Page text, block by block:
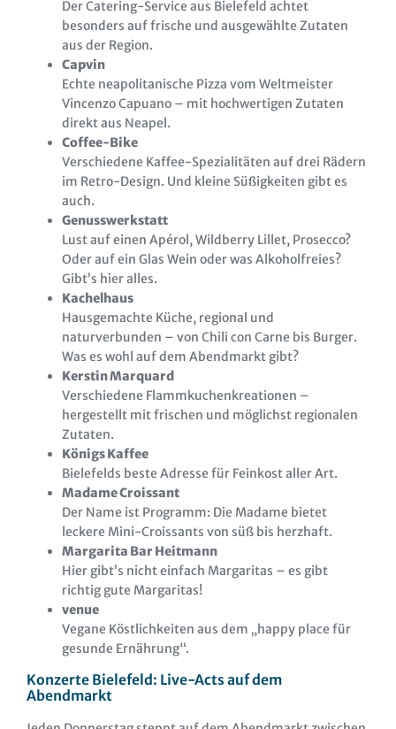
Der Catering-Service aus Bielefeld achtet
besonders auf frische und ausgewählte Zutaten
aus der Region.
Capvin
Echte neapolitanische Pizza vom Weltmeister
Vincenzo Capuano – mit hochwertigen Zutaten
direkt aus Neapel.
Coffee-Bike
Verschiedene Kaffee-Spezialitäten auf drei Rädern
im Retro-Design. Und kleine Süßigkeiten gibt es
auch.
Genusswerkstatt
Lust auf einen Apérol, Wildberry Lillet, Prosecco?
Oder auf ein Glas Wein oder was Alkoholfreies?
Gibt’s hier alles.
Kachelhaus
Hausgemachte Küche, regional und
naturverbunden – von Chili con Carne bis Burger.
Was es wohl auf dem Abendmarkt gibt?
Kerstin Marquard
Verschiedene Flammkuchenkreationen –
hergestellt mit frischen und möglichst regionalen
Zutaten.
Königs Kaffee
Bielefelds beste Adresse für Feinkost aller Art.
Madame Croissant
Der Name ist Programm: Die Madame bietet
leckere Mini-Croissants von süß bis herzhaft.
Margarita Bar Heitmann
Hier gibt’s nicht einfach Margaritas – es gibt
richtig gute Margaritas!
venue
Vegane Köstlichkeiten aus dem „happy place für
gesunde Ernährung“.
Konzerte Bielefeld: Live-Acts auf dem
Abendmarkt